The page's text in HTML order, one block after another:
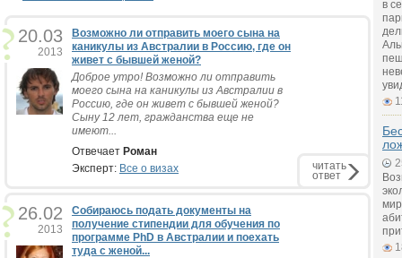
20.03
2013
Возможно ли отправить моего сына на
каникулы из Австралии в Россию, где он
живет с бывшей женой?
Доброе утро! Возможно ли отправить
моего сына на каникулы из Австралии в
Россию, где он живет с бывшей женой?
Сыну 12 лет, гражданства еще не
имеют...
Отвечает Роман
Эксперт: Все о визах читать
ответ
26.02
2013
Собираюсь подать документы на
получение стипендии для обучения по
программе PhD в Австралии и поехать
туда с женой...
в